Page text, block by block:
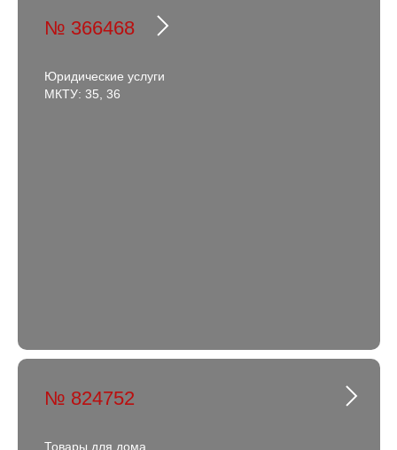
№ 366468
Юридические услуги
МКТУ: 35, 36
№ 824752
Товары для дома